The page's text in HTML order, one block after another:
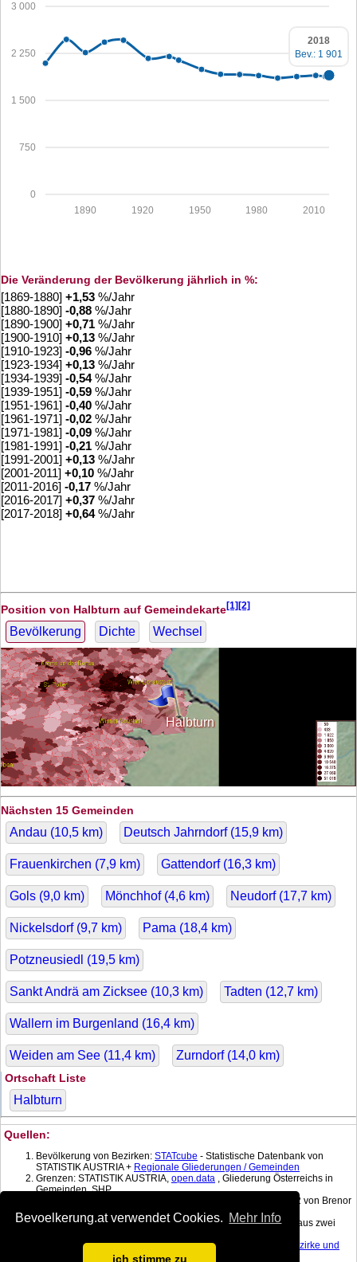
Bevoelkerung.at verwendet Cookies. Mehr Info
ich stimme zu
0
750
1 500
2 250
3 000
2010
1980
1950
1920
1890
2018
Bev.: 1 901
Die Veränderung der Bevölkerung jährlich in %:
[1869-1880] +1,53 %/Jahr
[1880-1890] -0,88 %/Jahr
[1890-1900] +0,71 %/Jahr
[1900-1910] +0,13 %/Jahr
[1910-1923] -0,96 %/Jahr
[1923-1934] +0,13 %/Jahr
[1934-1939] -0,54%/Jahr
[1939-1951] -0,59 %/Jahr
[1951-1961] -0,40 %/Jahr
[1961-1971] -0,02 %/Jahr
[1971-1981] -0,09 %/Jahr
[1981-1991] -0,21 %/Jahr
[1991-2001] +0,13 %/Jahr
[2001-2011] +0,10 %/Jahr
[2011-2016] -0,17 %/Jahr
[2016-2017] +0,37 %/Jahr
[2017-2018] +0,64%/Jahr
Position von Halbturn auf Gemeindekarte[1][2]
Bevölkerung Dichte Wechsel
Halbturn
Nächsten 15 Gemeinden
Andau (10,5 km) Deutsch Jahrndorf (15,9 km)
Frauenkirchen (7,9 km) Gattendorf (16,3 km)
Gols (9,0 km) Mönchhof (4,6 km) Neudorf (17,7 km)
Nickelsdorf (9,7 km) Pama (18,4 km)
Potzneusiedl (19,5 km)
Sankt Andrä am Zicksee (10,3 km) Tadten (12,7 km)
Wallern im Burgenland (16,4 km)
Weiden am See (11,4 km) Zurndorf (14,0 km)
Ortschaft Liste
Halbturn
Quellen:
Bevölkerung von Bezirken: STATcube - Statistische Datenbank von
STATISTIK AUSTRIA + Regionale Gliederungen / Gemeinden
Grenzen: STATISTIK AUSTRIA, open.data , Gliederung Österreichs in
Gemeinden, SHP
1.2 von Brenor
Brophy
Bevölkerung am Datum: Berechnet mit linearer Interpolation aus zwei
Dauersiedlungsraum derGemeinden
, Politischen Bezirke und
, Gebietsstand 1.1.2017